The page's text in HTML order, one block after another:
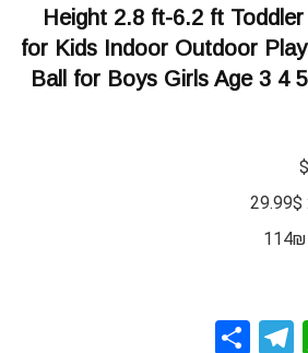
Height 2.8 ft-6.2 ft
for Kids Indoor Outdoor
Ball for Boys Girls Age 3 4
W
T